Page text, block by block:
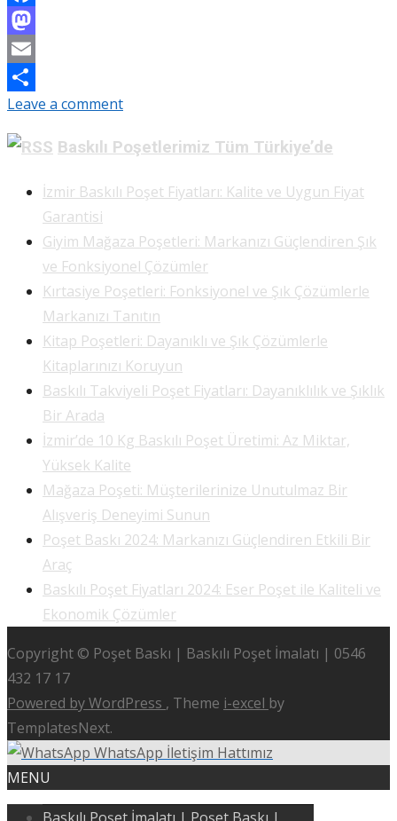
Facebook
Mastodon
Email
Share
Leave a comment
Baskılı Poşetlerimiz Tüm Türkiye’de
İzmir Baskılı Poşet Fiyatları: Kalite ve Uygun Fiyat
Garantisi
Giyim Mağaza Poşetleri: Markanızı Güçlendiren Şık
ve Fonksiyonel Çözümler
Kırtasiye Poşetleri: Fonksiyonel ve Şık Çözümlerle
Markanızı Tanıtın
Kitap Poşetleri: Dayanıklı ve Şık Çözümlerle
Kitaplarınızı Koruyun
Baskılı Takviyeli Poşet Fiyatları: Dayanıklılık ve Şıklık
Bir Arada
İzmir’de 10 Kg Baskılı Poşet Üretimi: Az Miktar,
Yüksek Kalite
Mağaza Poşeti: Müşterilerinize Unutulmaz Bir
Alışveriş Deneyimi Sunun
Poşet Baskı 2024: Markanızı Güçlendiren Etkili Bir
Araç
Baskılı Poşet Fiyatları 2024: Eser Poşet ile Kaliteli ve
Ekonomik Çözümler
Copyright © Poşet Baskı | Baskılı Poşet İmalatı | 0546
432 17 17
Powered by WordPress , Theme i-excel by
TemplatesNext.
WhatsApp İletişim Hattımız
MENU
Baskılı Poşet İmalatı | Poşet Baskı |